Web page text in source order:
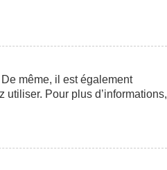
même, il est également
utiliser. Pour plus d’informations,